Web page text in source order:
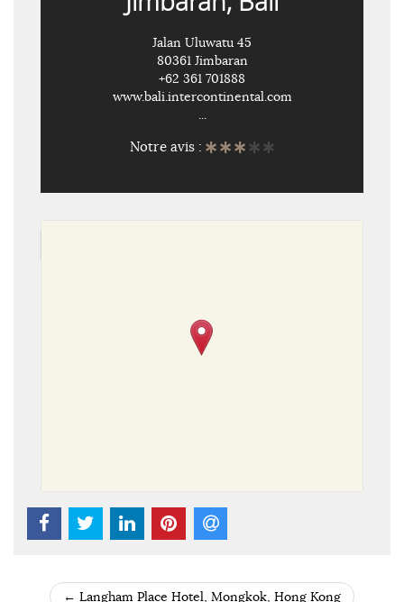
Jalan Uluwatu 45
80361 Jimbaran
+62 361 701888
www.bali.intercontinental.com
...
Notre avis :
← Langham Place Hotel, Mongkok, Hong Kong